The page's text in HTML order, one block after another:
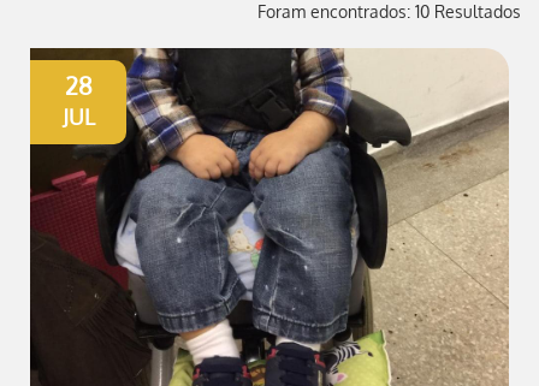
Foram encontrados: 10 Resultados
28
JUL